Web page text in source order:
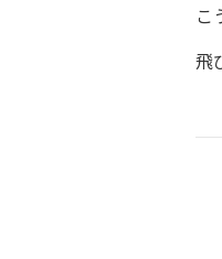
こ
飛